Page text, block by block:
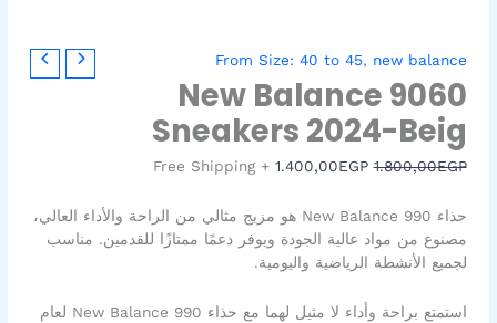
From Size: 40 to 45, new balance
New Balance 9060
Sneakers 2024-Beig
1.800,00EGP
السعر
هو:
1.800,00EGP.
1.400,00EGP
السعر
الحالي
هو:
1.400,00EGP.
+ Free Shipping
حذاء New Balance 990 هو مزيج مثالي من الراحة والأداء العالي،
مصنوع من مواد عالية الجودة ويوفر دعمًا ممتازًا للقدمين. مناسب
لجميع الأنشطة الرياضية واليومية.
استمتع براحة وأداء لا مثيل لهما مع حذاء New Balance 990 لعام
كمية
New
Balance
9060
Sneakers
2024-